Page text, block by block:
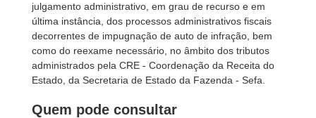
julgamento administrativo, em grau de recurso e em
última instância, dos processos administrativos fiscais
decorrentes de impugnação de auto de infração, bem
como do reexame necessário, no âmbito dos tributos
administrados pela CRE - Coordenação da Receita do
Estado, da Secretaria de Estado da Fazenda - Sefa.
Quem pode consultar